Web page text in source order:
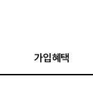
가입혜택